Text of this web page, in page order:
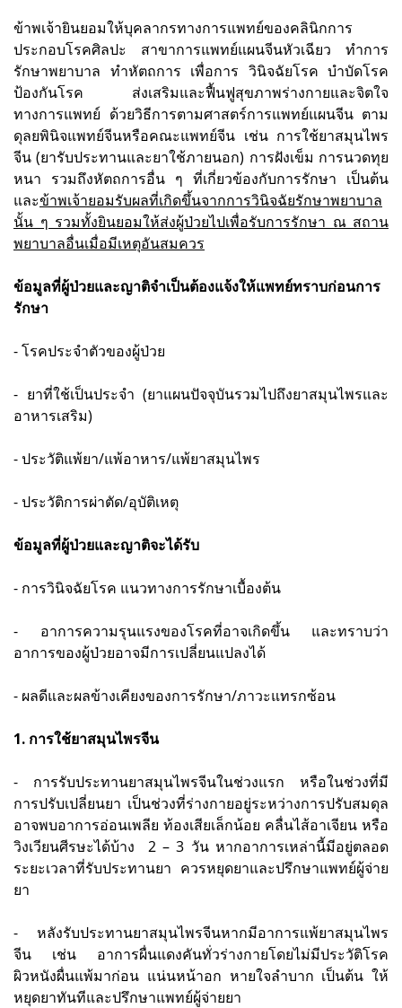
ข้าพเจ้ายินยอมให้บุคลากรทางการแพทย์ของคลินิกการ
ประกอบโรคศิลปะ สาขาการแพทย์แผนจีนหัวเฉียว ทำการ
รักษาพยาบาล ทำหัตถการ เพื่อการ วินิจฉัยโรค บำบัดโรค
ป้องกันโรค ส่งเสริมและฟื้นฟูสุขภาพร่างกายและจิตใจ
ทางการแพทย์ ด้วยวิธีการตามศาสตร์การแพทย์แผนจีน ตาม
ดุลยพินิจแพทย์จีนหรือคณะแพทย์จีน เช่น การใช้ยาสมุนไพร
จีน (ยารับประทานและยาใช้ภายนอก) การฝังเข็ม การนวดทุย
หนา รวมถึงหัตถการอื่น ๆ ที่เกี่ยวข้องกับการรักษา เป็นต้น
และข้าพเจ้ายอมรับผลที่เกิดขึ้นจากการวินิจฉัยรักษาพยาบาล
นั้น ๆ รวมทั้งยินยอมให้ส่งผู้ป่วยไปเพื่อรับการรักษา ณ สถาน
พยาบาลอื่นเมื่อมีเหตุอันสมควร
ข้อมูลที่ผู้ป่วยและญาติจำเป็นต้องแจ้งให้แพทย์ทราบก่อนการ
รักษา
- โรคประจำตัวของผู้ป่วย
- ยาที่ใช้เป็นประจำ (ยาแผนปัจจุบันรวมไปถึงยาสมุนไพรและ
อาหารเสริม)
- ประวัติแพ้ยา/แพ้อาหาร/แพ้ยาสมุนไพร
- ประวัติการผ่าตัด/อุบัติเหตุ
ข้อมูลที่ผู้ป่วยและญาติจะได้รับ
- การวินิจฉัยโรค แนวทางการรักษาเบื้องต้น
- อาการความรุนแรงของโรคที่อาจเกิดขึ้น และทราบว่า
อาการของผู้ป่วยอาจมีการเปลี่ยนแปลงได้
- ผลดีและผลข้างเคียงของการรักษา/ภาวะแทรกซ้อน
1. การใช้ยาสมุนไพรจีน
- การรับประทานยาสมุนไพรจีนในช่วงแรก หรือในช่วงที่มี
การปรับเปลี่ยนยา เป็นช่วงที่ร่างกายอยู่ระหว่างการปรับสมดุล
อาจพบอาการอ่อนเพลีย ท้องเสียเล็กน้อย คลื่นไส้อาเจียน หรือ
วิงเวียนศีรษะได้บ้าง 2 – 3 วัน หากอาการเหล่านี้มีอยู่ตลอด
ระยะเวลาที่รับประทานยา ควรหยุดยาและปรึกษาแพทย์ผู้จ่าย
ยา
- หลังรับประทานยาสมุนไพรจีนหากมีอาการแพ้ยาสมุนไพร
จีน เช่น อาการผื่นแดงคันทั่วร่างกายโดยไม่มีประวัติโรค
ผิวหนังผื่นแพ้มาก่อน แน่นหน้าอก หายใจลำบาก เป็นต้น ให้
หยุดยาทันทีและปรึกษาแพทย์ผู้จ่ายยา